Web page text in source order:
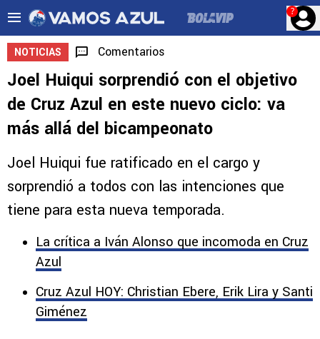
?
NOTICIAS Comentarios
Joel Huiqui sorprendió con el objetivo
de Cruz Azul en este nuevo ciclo: va
más allá del bicampeonato
Joel Huiqui fue ratificado en el cargo y
sorprendió a todos con las intenciones que
tiene para esta nueva temporada.
La crítica a Iván Alonso que incomoda en Cruz
Azul
Cruz Azul HOY: Christian Ebere, Erik Lira y Santi
Giménez